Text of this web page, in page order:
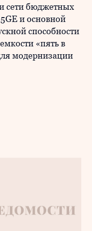
сети бюджетных
и основной
способности
«пять в
модернизации